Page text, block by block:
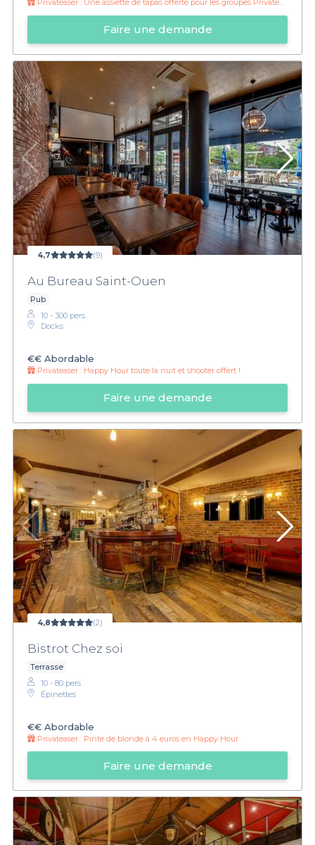
Privateaser : Une assiette de tapas offerte pour les groupes Privateaser
Faire une demande
4,7 (9)
Au Bureau Saint-Ouen
Pub
10 - 300 pers.
Docks
€€ Abordable
Privateaser : Happy Hour toute la nuit et shooter offert !
Faire une demande
4,8 (2)
Bistrot Chez soi
Terrasse
10 - 80 pers.
Épinettes
€€ Abordable
Privateaser : Pinte de blonde à 4 euros en Happy Hour
Faire une demande